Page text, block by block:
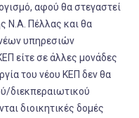
αφού θα στεγαστεί
Ν.Α. Πέλλας και θα
υπηρεσιών
είτε σε άλλες μονάδες
του νέου ΚΕΠ δεν θα
διεκπεραιωτικού
διοικητικές δομές